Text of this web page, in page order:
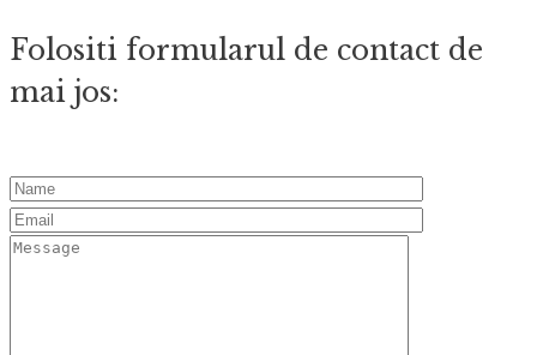
Folositi formularul de contact de
mai jos: